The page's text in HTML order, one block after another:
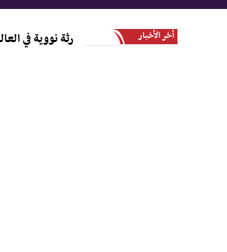
أخر الأخبار
تسبب بأسوأ كارثة نووية في العالم